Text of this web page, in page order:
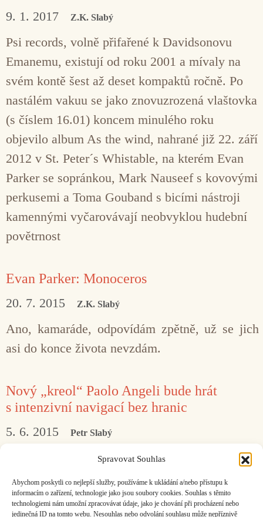
Spravovat Souhlas
Abychom poskytli co nejlepší služby, používáme k ukládání a/nebo přístupu k
informacím o zařízení, technologie jako jsou soubory cookies. Souhlas s těmito
technologiemi nám umožní zpracovávat údaje, jako je chování při procházení nebo
jedinečná ID na tomto webu. Nesouhlas nebo odvolání souhlasu může nepříznivě
9. 1. 2017 Z.K. Slabý
Psi records, volně přifařené k Davidsonovu
Emanemu, existují od roku 2001 a mívaly na
svém kontě šest až deset kompaktů ročně. Po
nastálém vakuu se jako znovuzrozená vlaštovka
(s číslem 16.01) koncem minulého roku
objevilo album As the wind, nahrané již 22. září
2012 v St. Peter´s Whistable, na kterém Evan
Parker se sopránkou, Mark Nauseef s kovovými
perkusemi a Toma Gouband s bicími nástroji
kamennými vyčarovávají neobvyklou hudební
povětrnost
Evan Parker: Monoceros
20. 7. 2015 Z.K. Slabý
Ano, kamaráde, odpovídám zpětně, už se jich
asi do konce života nevzdám.
Nový „kreol“ Paolo Angeli bude hrát
s intenzivní navigací bez hranic
5. 6. 2015 Petr Slabý
Sardinský kytarista Paolo Angeli vystoupí
13. června na Ladronce v rámci festivalu
Respect.